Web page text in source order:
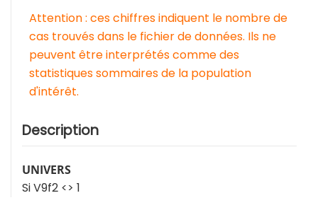
Attention : ces chiffres indiquent le nombre de
cas trouvés dans le fichier de données. Ils ne
peuvent être interprétés comme des
statistiques sommaires de la population
d'intérêt.
Description
UNIVERS
Si V9f2 <> 1